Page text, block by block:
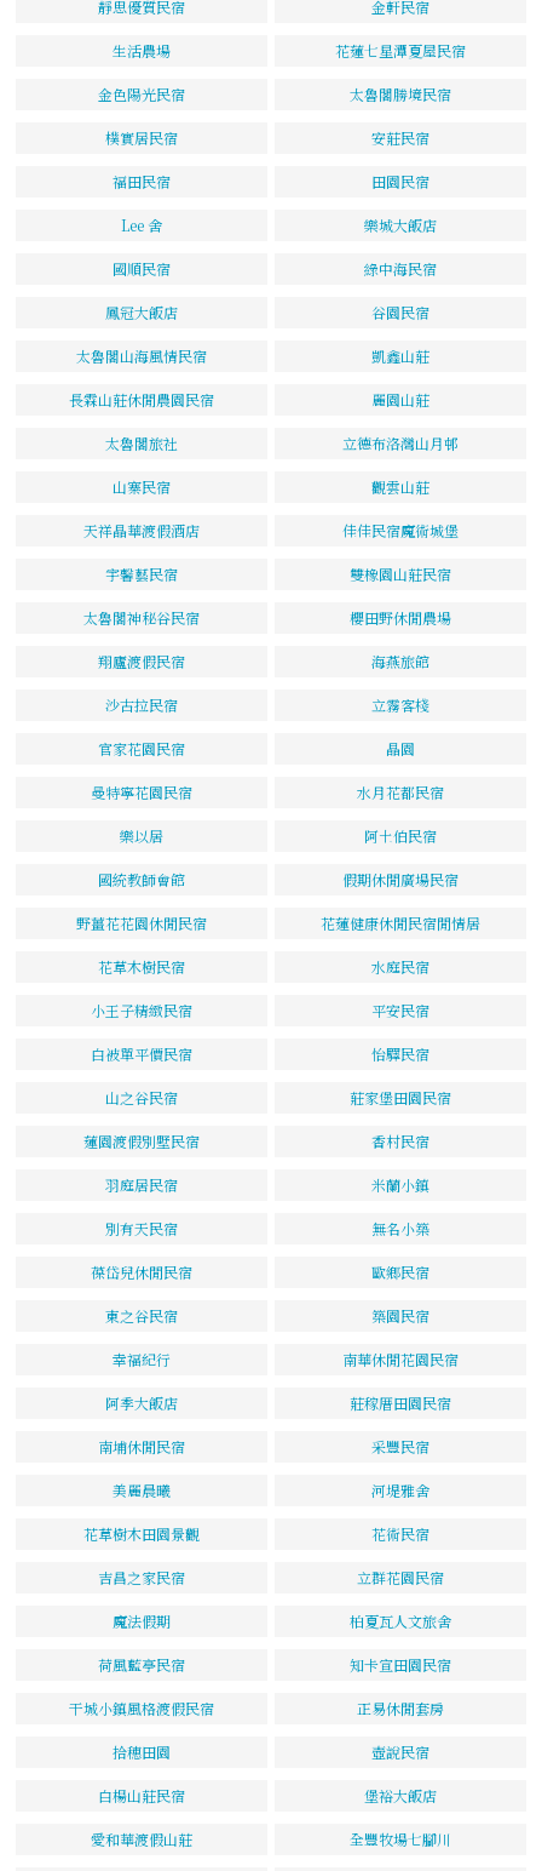
靜思優質民宿 金軒民宿
生活農場 花蓮七星潭夏屋民宿
金色陽光民宿 太魯閣勝境民宿
樸實居民宿 安莊民宿
福田民宿 田園民宿
Lee 舍 樂城大飯店
國順民宿 綠中海民宿
鳳冠大飯店 谷園民宿
太魯閣山海風情民宿 凱鑫山莊
長霖山莊休閒農園民宿 麗園山莊
太魯閣旅社 立德布洛灣山月邨
山寨民宿 觀雲山莊
天祥晶華渡假酒店 佳佳民宿魔術城堡
宇馨藝民宿 雙橡園山莊民宿
太魯閣神秘谷民宿 櫻田野休閒農場
翔廬渡假民宿 海燕旅館
沙古拉民宿 立霧客棧
官家花園民宿 晶園
曼特寧花園民宿 水月花都民宿
樂以居 阿土伯民宿
國統教師會館 假期休閒廣場民宿
野薑花花園休閒民宿 花蓮健康休閒民宿閒情居
花草木樹民宿 水庭民宿
小王子精緻民宿 平安民宿
白被單平價民宿 怡驛民宿
山之谷民宿 莊家堡田園民宿
蓮園渡假別墅民宿 香村民宿
羽庭居民宿 米蘭小鎮
別有天民宿 無名小築
葆岱兒休閒民宿 歐鄉民宿
東之谷民宿 築園民宿
幸福紀行 南華休閒花園民宿
阿季大飯店 莊稼厝田園民宿
南埔休閒民宿 采豐民宿
美麗晨曦 河堤雅舍
花草樹木田園景觀 花術民宿
吉昌之家民宿 立群花園民宿
魔法假期 柏夏瓦人文旅舍
荷風藍亭民宿 知卡宣田園民宿
干城小鎮風格渡假民宿 正易休閒套房
拾穗田園 壺說民宿
白楊山莊民宿 堡裕大飯店
愛和華渡假山莊 全豐牧場七腳川